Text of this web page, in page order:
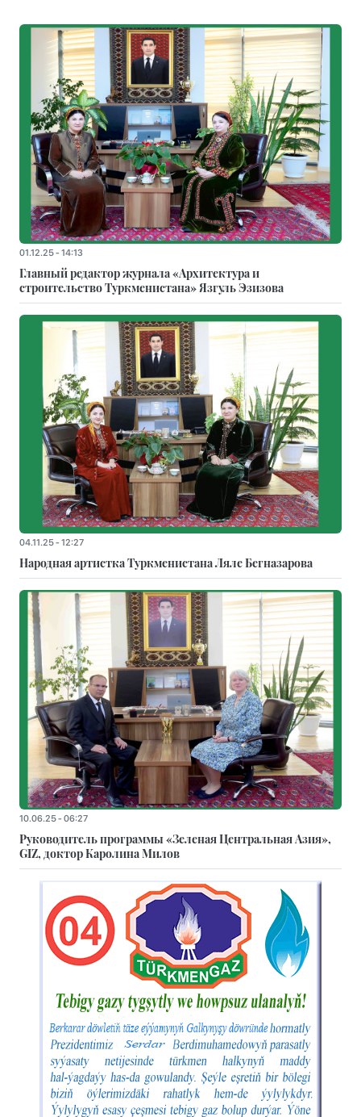
01.12.25 - 14:13
Главный редактор журнала «Архитектура и
строительство Туркменистана» Язгуль Эзизова
04.11.25 - 12:27
Народная артистка Туркменистана Ляле Бегназарова
10.06.25 - 06:27
Руководитель программы «Зеленая Центральная Азия»,
GIZ, доктор Каролина Милов